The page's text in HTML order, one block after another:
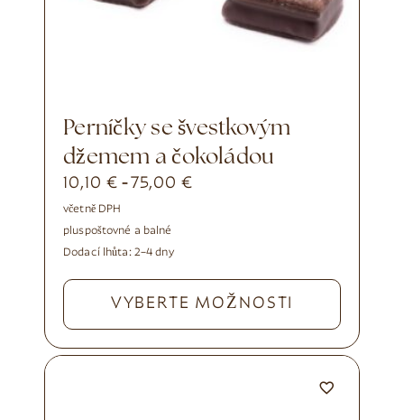
Perníčky se švestkovým
džemem a čokoládou
10,10 € -75,00€
včetně DPH
pluspoštovné a balné
Dodací lhůta: 2–4 dny
VYBERTE MOŽNOSTI